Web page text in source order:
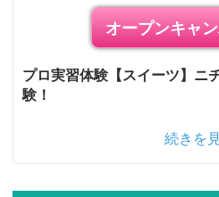
オープンキャ
プロ実習体験【スイーツ】ニ
験！
続きを